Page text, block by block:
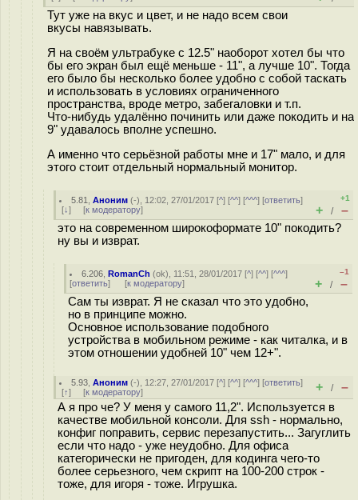
Тут уже на вкус и цвет, и не надо всем свои
вкусы навязывать.
Я на своём ультрабуке с 12.5" наоборот хотел бы что
бы его экран был ещё меньше - 11", а лучше 10". Тогда
его было бы несколько более удобно с собой таскать
и использовать в условиях ограниченного
пространства, вроде метро, забегаловки и т.п.
Что-нибудь удалённо починить или даже покодить и на
9" удавалось вполне успешно.
А именно что серьёзной работы мне и 17" мало, и для
этого стоит отдельный нормальный монитор.
5.81 ,Аноним (-), 12:02, 27/01/2017 [^] [^^] [^^^] [ответить]
[↓] [к модератору]
+1
+ / –
это на современном широкоформате 10" покодить?
ну вы и изврат.
6.206 ,RomanCh (ok), 11:51, 28/01/2017 [^] [^^] [^^^]
[ответить] [к модератору]
–1
+ / –
Сам ты изврат. Я не сказал что это удобно,
но в принципе можно.
Основное использование подобного
устройства в мобильном режиме - как читалка, и в
этом отношении удобней 10" чем 12+".
5.93 ,Аноним (-), 12:27, 27/01/2017 [^] [^^] [^^^] [ответить]
[↑] [к модератору] + / –
А я про че? У меня у самого 11,2". Используется в
качестве мобильной консоли. Для ssh - нормально,
конфиг поправить, сервис перезапустить... Загуглить
если что надо - уже неудобно. Для офиса
категорически не пригоден, для кодинга чего-то
более серьезного, чем скрипт на 100-200 строк -
тоже, для игоря - тоже. Игрушка.